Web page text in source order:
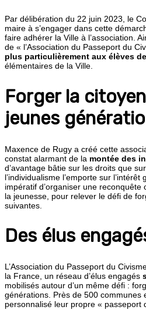
Par délibération du 22 juin 2023, le
maire à s’engager dans cette
faire adhérer la Ville à l’association.
de « l’Association du Passeport du
plus particulièrement aux élèves
élémentaires de la Ville.
Forger la
jeunes
Maxence de Rugy a créé cette
constat alarmant de la montée des
d’avantage bâtie sur les droits que
l’individualisme l’emporte sur
impératif d’organiser une
la jeunesse, pour relever le défi de
suivantes.
Des élus
L’Association du Passeport du
la France, un réseau d’élus engagés
mobilisés autour d’un même défi :
générations. Près de 500 communes
personnalisé leur propre « passeport